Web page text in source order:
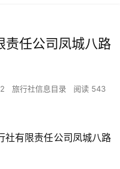
责任公司凤城八路
旅行社信息目录 阅读 543
社有限责任公司凤城八路